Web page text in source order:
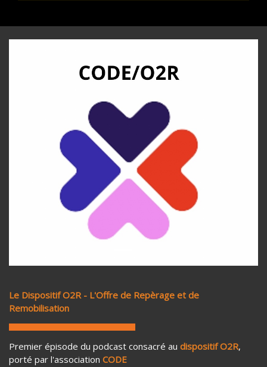
Previous
Le Dispositif O2R - L'Offre de Repèrage et de
Remobilisation
Premier épisode du podcast consacré au dispositif O2R,
porté par l'association CODE